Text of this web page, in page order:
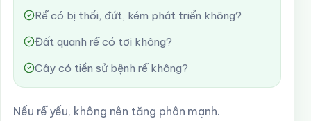
Rễ có bị thối, đứt, kém phát triển không?
Đất quanh rễ có tơi không?
Cây có tiền sử bệnh rễ không?
Nếu rễ yếu, không nên tăng phân mạnh.